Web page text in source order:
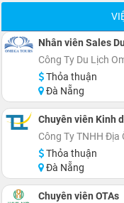
Nhân viên Sales
Công Ty Du Lịch
Thỏa thuận
Đà Nẵng
Chuyên viên Kinh
Công Ty TNHH Địa
Thỏa thuận
Đà Nẵng
Chuyên viên OTAs